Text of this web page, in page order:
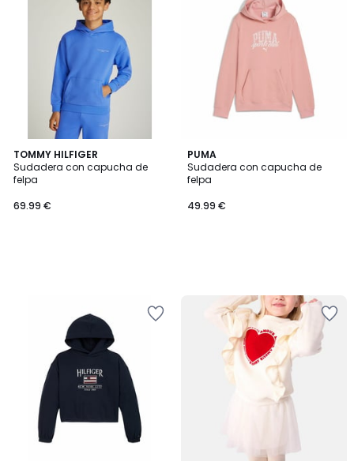
TOMMY HILFIGER
Sudadera con capucha de
felpa
69.99 €
PUMA
Sudadera con capucha de
felpa
49.99 €